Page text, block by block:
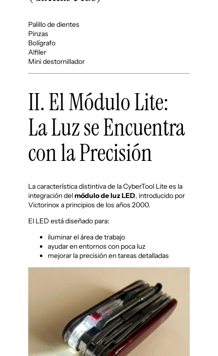
Palillo de dientes
Pinzas
Bolígrafo
Alfiler
Mini destornillador
II. El Módulo Lite:
La Luz se Encuentra
con la Precisión
La característica distintiva de la CyberTool Lite es la
integración delmódulo de luz LED, introducido por
Victorinox a principios de los años 2000.
El LED está diseñado para:
iluminar el área de trabajo
ayudar en entornos con poca luz
mejorar la precisión en tareas detalladas